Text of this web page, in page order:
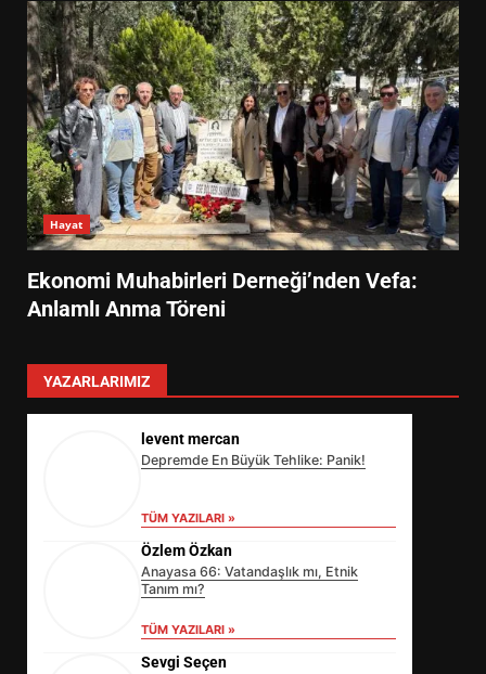
Hayat
Ekonomi Muhabirleri Derneği’nden Vefa:
Anlamlı Anma Töreni
YAZARLARIMIZ
levent mercan
Depremde En Büyük Tehlike: Panik!
TÜM YAZILARI »
Özlem Özkan
Anayasa 66: Vatandaşlık mı, Etnik
Tanım mı?
TÜM YAZILARI »
Sevgi Seçen